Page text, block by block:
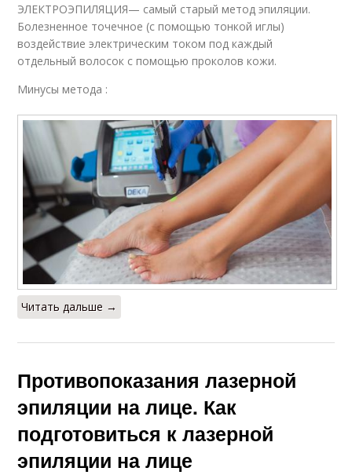
ЭЛЕКТРОЭПИЛЯЦИЯ— самый старый метод эпиляции.
Болезненное точечное (с помощью тонкой иглы)
воздействие электрическим током под каждый
отдельный волосок с помощью проколов кожи.
Минусы метода :
Читать дальше →
Противопоказания лазерной
эпиляции на лице. Как
подготовиться к лазерной
эпиляции на лице